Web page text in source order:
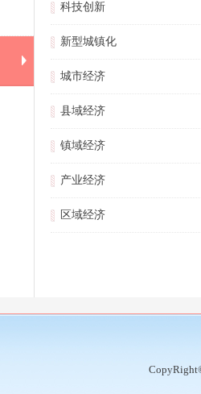
科技创新
新型城镇化
城市经济
县域经济
镇域经济
产业经济
区域经济